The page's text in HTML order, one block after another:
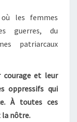
les femmes
guerres, du
patriarcaux
courage et leur
oppressifs qui
À toutes ces
la nôtre.